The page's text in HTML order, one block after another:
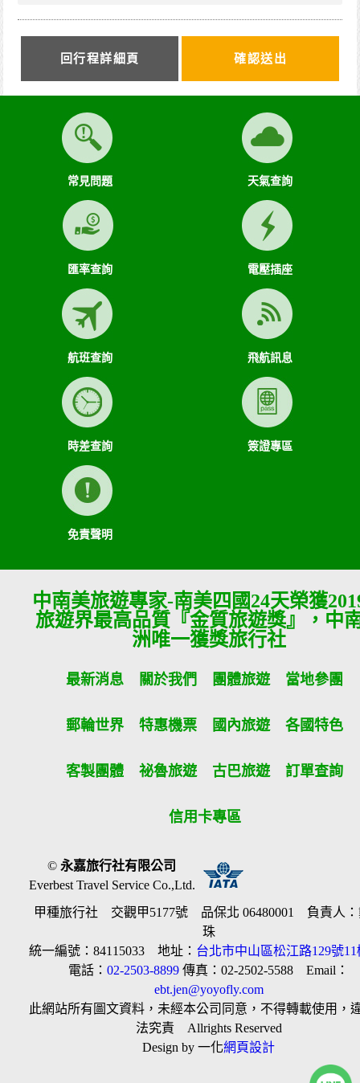
一、 簽訂本契約時，甲方應以__________(現金、信用卡、轉
帳、支票等方式)繳付新臺幣__________________元。
二、 其餘款項以___________(現金、信用卡、轉帳、支票等
方式)於出發前三日或說明會時繳清。
前項之特別約定，除經雙方同意並增訂其他協議事項於本契約
第三十七條，乙方不得以任何名義要求增加旅遊費用。
第六條（旅客怠於給付旅遊費用之效力）
甲方因可歸責自己之事由，怠於給付旅遊費用者，乙方得定相
當期限催告甲方給付，甲方逾期不為給付者，乙方得終止契
約。甲方應賠償之費用，依第十三條約定辦理；乙方如有其他
損害，並得請求賠償。
第七條（旅客協力義務）
旅遊需甲方之行為始能完成，而甲方不為其行為者，乙方得定
相當期限，催告甲方為之。甲方逾期不為其行為者，乙方得終
止契約，並得請求賠償因契約終止而生之損害。旅遊開始後，
回原出發地。於到達後，由甲方附加年利率_5_％利息償還乙
第八條（旅遊費用所涵蓋之項目）
甲方依第五條約定繳納之旅遊費用，除雙方依第三十七條另有
一、代辦證件之行政規費：乙方代理甲方辦理出國所需之手續
費及簽證費及其他規費。
二、交通運輸費：旅程所需各種交通運輸之費用。
四、住宿費：旅程中所列住宿及旅館之費用，如甲方需要單人
房，經乙方同意安排者，甲方應補繳所需差額。
五、遊覽費用：旅程中所列之一切遊覽費用及入場門票費等。
六、接送費：旅遊期間機場、港口、車站等與旅館間之一切接
送費用。
七、行李費：團體行李往返機場、港口、車站等與旅館間之一
切接送費用及團體行李接送人員之小費，行李數量之重量依航
八、稅捐：各地機場服務稅捐及團體餐宿稅捐。
十、保險費：責任保險及履約保證保險。
前項第二款交通運輸費及第五款遊覽費用，其費用於契約簽訂
後經政府機關或經營管理業者公布調高或調低逾百分之十者，
應由甲方補足，或由乙方退還。
各項優惠等，詳如附件（報價單）。如契約相關文件均未記載
第九條（旅遊費用所未涵蓋項目）
一、非本旅遊契約所列行程之一切費用。
同購物之報酬、自由活動費、個人傷病醫療費、宜自行給與提
三、未列入旅程之簽證、機票及其他有關費用。
四、建議任意給予隨團領隊人員、當地導遊、司機之小費。
五、保險費：甲方自行投保旅行平安保險之費用。
六、其他由乙方代辦代收之費用。
前項第二款、第四款建議給予之小費，乙方應於出發前，說明
各觀光地區小費收取狀況及約略金額。
第十條（組團旅遊最低人數）
本旅遊團須有__10__人以上簽約參加始組成。如未達前定人
數，乙方應於預訂出發之_45__日前(至少七日，如未記載時，
視為七日)通知甲方解除契約；怠於通知致甲方受損害者，乙方
前項組團人數如未記載者，視為無最低組團人數；其保證出團
乙方依第一項規定解除契約後，得依下列方式之一，返還或移
回行程詳細頁
常見問題 天氣查詢
匯率查詢 電壓插座
航班查詢 飛航訊息
時差查詢 簽證專區
免責聲明
中南美旅遊專家-南美四國24天榮獲
旅遊界最高品質『金質旅遊獎』，中
洲唯一獲獎旅行社
最新消息 關於我們 團體旅遊 當地參團
郵輪世界 特惠機票 國內旅遊 各國特色
客製團體 祕魯旅遊 古巴旅遊 訂單查詢
信用卡專區
©永嘉旅行社有限公司
Everbest Travel Service Co.,Ltd.
甲種旅行社 交觀甲5177號 品保北 06480001 負責人：
珠
統一編號：84115033 地址： 台北市中山區松江路129號11
電話：02-2503-8899 傳真：02-2502-5588 Email：
ebt.jen@yoyofly.com
此網站所有圖文資料，未經本公司同意，不得轉載使用，
法究責 Allrights Reserved
Design by 一化網頁設計